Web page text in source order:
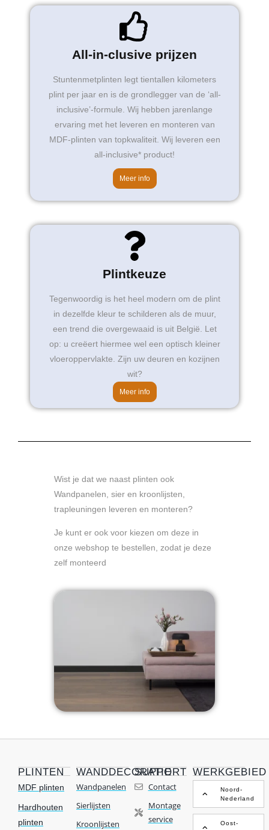
All-in-clusive prijzen
Stuntenmetplinten legt tientallen kilometers
plint per jaar en is de grondlegger van de ‘all-
inclusive’-formule. Wij hebben jarenlange
ervaring met het leveren en monteren van
MDF-plinten van topkwaliteit. Wij leveren een
all-inclusive* product!
Meer info
Plintkeuze
Tegenwoordig is het heel modern om de plint
in dezelfde kleur te schilderen als de muur,
een trend die overgewaaid is uit België. Let
op: u creëert hiermee wel een optisch kleiner
vloeroppervlakte. Zijn uw deuren en kozijnen
wit?
Meer info
Wist je dat we naast plinten ook
Wandpanelen, sier en kroonlijsten,
trapleuningen leveren en monteren?
Je kunt er ook voor kiezen om deze in
onze webshop te bestellen, zodat je deze
zelf monteerd
PLINTEN
MDF plinten
Hardhouten
plinten
WANDDECORATIE
Wandpanelen
Sierlijsten
Kroonlijsten
SUPPORT
Contact
Montage
service
WERKGEBIED
Noord-
Nederland
Oost-